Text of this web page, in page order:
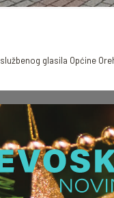
glasila Općine